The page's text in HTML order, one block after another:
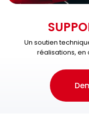
Un soutien
réalisations, en